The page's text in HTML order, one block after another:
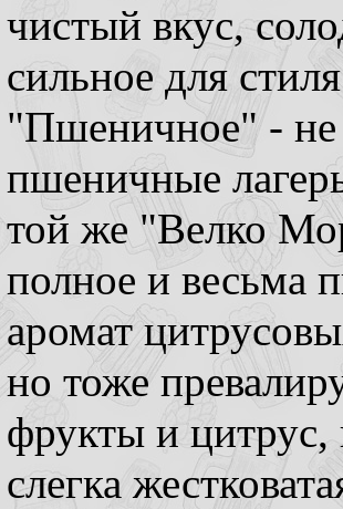
чистый вкус,
сильное для
"Пшеничное" - не
пшеничные
той же "Велко
полное и весьма
аромат
но тоже
фрукты и
слегка